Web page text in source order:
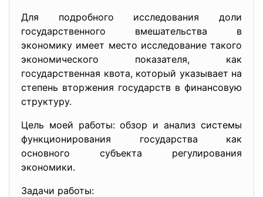
Для подробного исследования доли
государственного вмешательства в
экономику имеет место исследование такого
экономического показателя, как
государственная квота, который указывает на
степень вторжения государств в финансовую
структуру.
Цель моей работы: обзор и анализ системы
функционирования государства как
основного субъекта регулирования
экономики.
Задачи работы: